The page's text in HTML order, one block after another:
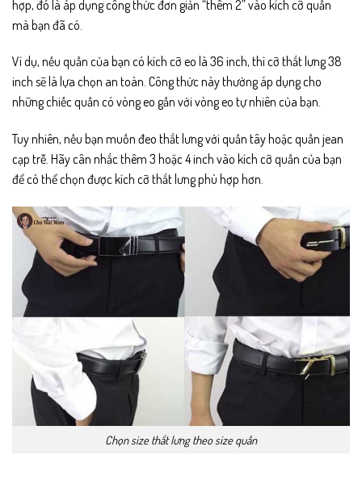
hợp, đó là áp dụng công thức đơn giản “thêm 2” vào kích cỡ quần
mà bạn đã có.
Ví dụ, nếu quần của bạn có kích cỡ eo là 36 inch, thì cỡ thắt lưng 38
inch sẽ là lựa chọn an toàn. Công thức này thường áp dụng cho
những chiếc quần có vòng eo gần với vòng eo tự nhiên của bạn.
Tuy nhiên, nếu bạn muốn đeo thắt lưng với quần tây hoặc quần jean
cạp trễ. Hãy cân nhắc thêm 3 hoặc 4 inch vào kích cỡ quần của bạn
để có thể chọn được kích cỡ thắt lưng phù hợp hơn.
Chọn size thắt lưng theo size quần